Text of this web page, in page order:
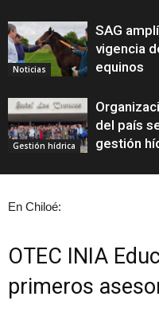
Noticias
SAG
vigencia
equinos
Gestión hídrica
del país
gestión
En Chiloé:
OTEC INIA
primeros